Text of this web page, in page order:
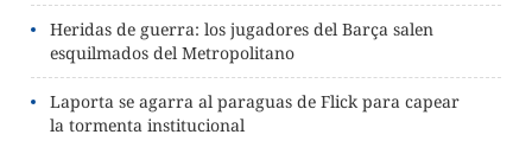
Heridas de guerra: los jugadores del Barça salen
esquilmados del Metropolitano
Laporta se agarra al paraguas de Flick para capear
la tormenta institucional